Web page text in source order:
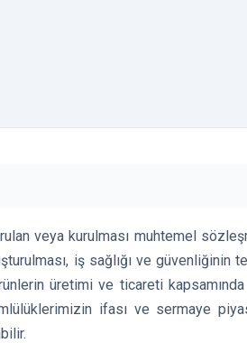
veya kurulması muhtemel
iş sağlığı ve güvenliğinin
üretimi ve ticareti
ifası ve sermaye